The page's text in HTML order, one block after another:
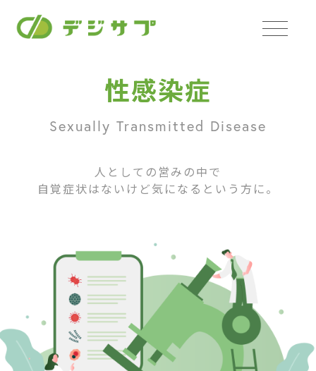
性感染症
Sexually Transmitted Disease
人としての営みの中で
自覚症状はないけど気になるという方に。